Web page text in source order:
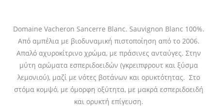
Domaine Vacheron Sancerre Blanc. Sauvignon Blanc 100%.
Από αμπέλια με βιοδυναμική πιστοποίηση από το 2006.
Απαλό αχυροκίτρινο χρώμα, με πράσινες ανταύγες. Στην
μύτη αρώματα εσπεριδοειδών (γκρειπφρουτ και ξύσμα
λεμονιού), μαζί με νότες βοτάνων και ορυκτότητας. Στο
στόμα κομψό, με όμορφη οξύτητα, με μακρά εσπεριδοειδή
και ορυκτή επίγευση.